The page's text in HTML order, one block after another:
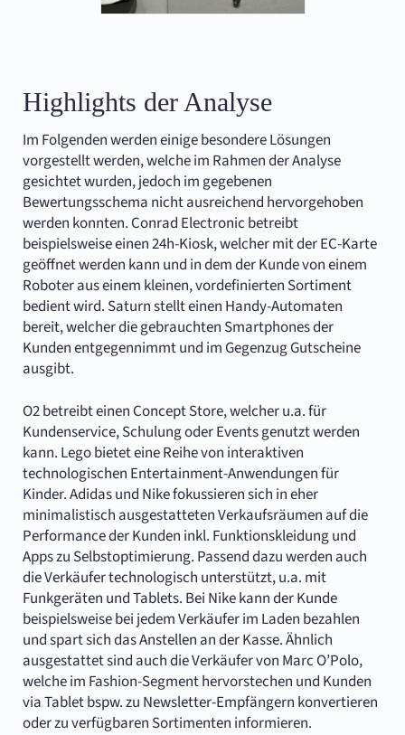
Highlights der Analyse
Im Folgenden werden einige besondere Lösungen
vorgestellt werden, welche im Rahmen der Analyse
gesichtet wurden, jedoch im gegebenen
Bewertungsschema nicht ausreichend hervorgehoben
werden konnten. Conrad Electronic betreibt
beispielsweise einen 24h-Kiosk, welcher mit der EC-Karte
geöffnet werden kann und in dem der Kunde von einem
Roboter aus einem kleinen, vordefinierten Sortiment
bedient wird. Saturn stellt einen Handy-Automaten
bereit, welcher die gebrauchten Smartphones der
Kunden entgegennimmt und im Gegenzug Gutscheine
ausgibt.
O2 betreibt einen Concept Store, welcher u.a. für
Kundenservice, Schulung oder Events genutzt werden
kann. Lego bietet eine Reihe von interaktiven
technologischen Entertainment-Anwendungen für
Kinder. Adidas und Nike fokussieren sich in eher
minimalistisch ausgestatteten Verkaufsräumen auf die
Performance der Kunden inkl. Funktionskleidung und
Apps zu Selbstoptimierung. Passend dazu werden auch
die Verkäufer technologisch unterstützt, u.a. mit
Funkgeräten und Tablets. Bei Nike kann der Kunde
beispielsweise bei jedem Verkäufer im Laden bezahlen
und spart sich das Anstellen an der Kasse. Ähnlich
ausgestattet sind auch die Verkäufer von Marc O’Polo,
welche im Fashion-Segment hervorstechen und Kunden
via Tablet bspw. zu Newsletter-Empfängern konvertieren
oder zu verfügbaren Sortimenten informieren.